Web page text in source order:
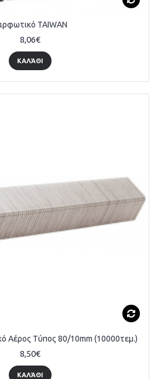
TAIWAN
8,06€
ΚΑΛΆΘΙ
Αέρος Τύπος 80/10mm (10000τεμ.)
8,50€
ΚΑΛΆΘΙ